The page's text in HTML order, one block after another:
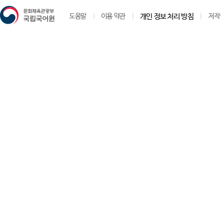
도움말 이용 약관 개인 정보 처리 방침 저